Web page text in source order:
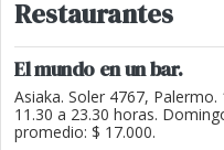
Restaurantes
El mundo en un bar.
Asiaka. Soler 4767,
11.30 a 23.30 horas.
promedio: $ 17.000.